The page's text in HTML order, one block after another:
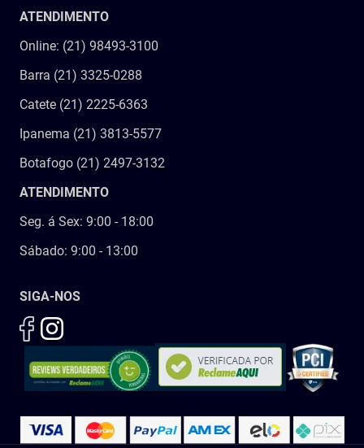
ATENDIMENTO
Online: (21) 98493-3100
Barra (21) 3325-0288
Catete (21) 2225-6363
Ipanema (21) 3813-5577
Botafogo (21) 2497-3132
ATENDIMENTO
Seg. á Sex: 9:00 - 18:00
Sábado: 9:00 - 13:00
SIGA-NOS